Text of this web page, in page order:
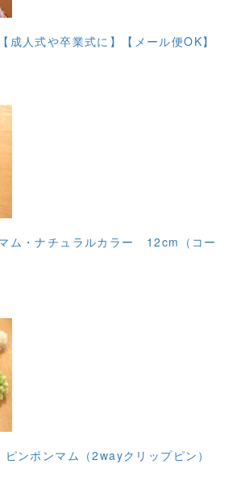
人式や卒業式に】【メール便OK】
ム・ナチュラルカラー 12cm（コー
ンポンマム（2wayクリップピン）